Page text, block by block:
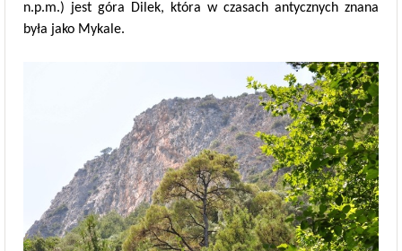
n.p.m.) jest góra Dilek, która w czasach antycznych znana
była jako Mykale.